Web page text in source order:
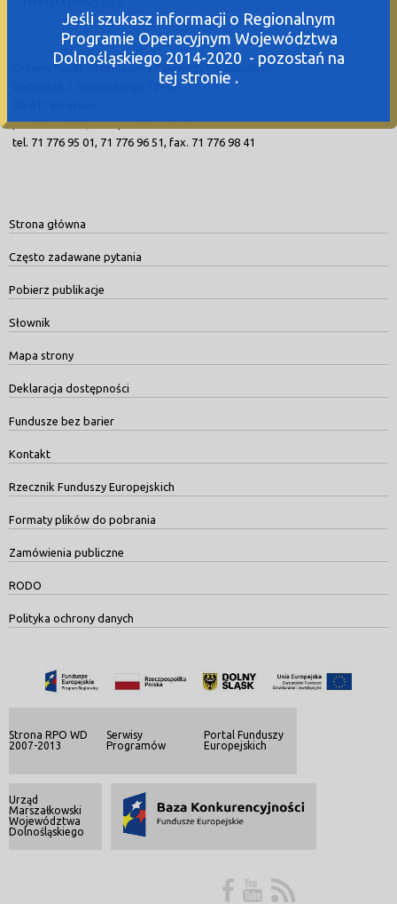
Główny Punkt Informacyjny Funduszy Europejskich
Wybrzeże J. Słowackiego 12-14
pn.7:30 - 17:30, wt. - pt. 7.30 - 15.30
tel. 71 776 95 01, 71 776 96 51, fax. 71 776 98 41
Strona główna
Często zadawane pytania
Pobierz publikacje
Słownik
Mapa strony
Deklaracja dostępności
Fundusze bez barier
Kontakt
Rzecznik Funduszy Europejskich
Formaty plików do pobrania
Zamówienia publiczne
RODO
Polityka ochrony danych
Strona RPO WD
2007-2013
Serwisy
Programów
Portal Funduszy
Europejskich
Urząd
Marszałkowski
Województwa
Dolnośląskiego
Jeśli szukasz informacji o Regionalnym
Programie Operacyjnym Województwa
Dolnośląskiego 2014-2020 - pozostań na
tej stronie .